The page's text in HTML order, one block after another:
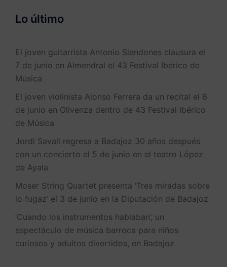
Lo último
El joven guitarrista Antonio Siendones clausura el
7 de junio en Almendral el 43 Festival Ibérico de
Música
El joven violinista Alonso Ferrera da un recital el 6
de junio en Olivenza dentro de 43 Festival Ibérico
de Música
Jordi Savall regresa a Badajoz 30 años después
con un concierto el 5 de junio en el teatro López
de Ayala
Moser String Quartet presenta ‘Tres miradas sobre
lo fugaz’ el 3 de junio en la Diputación de Badajoz
‘Cuando los instrumentos hablaban’, un
espectáculo de música barroca para niños
curiosos y adultos divertidos, en Badajoz